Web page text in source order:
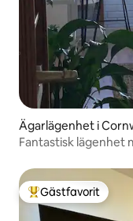
Ägarlägenhet i
Fantastisk lägenhet
Populär gästfavorit
Gästfavorit